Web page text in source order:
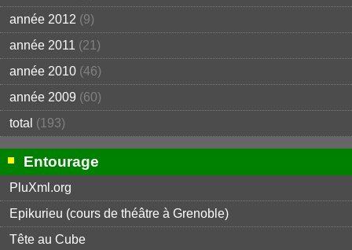
année 2012 (9)
année 2011 (21)
année 2010 (46)
année 2009 (60)
total (193)
Entourage
PluXml.org
Epikurieu (cours de théâtre à Grenoble)
Tête au Cube